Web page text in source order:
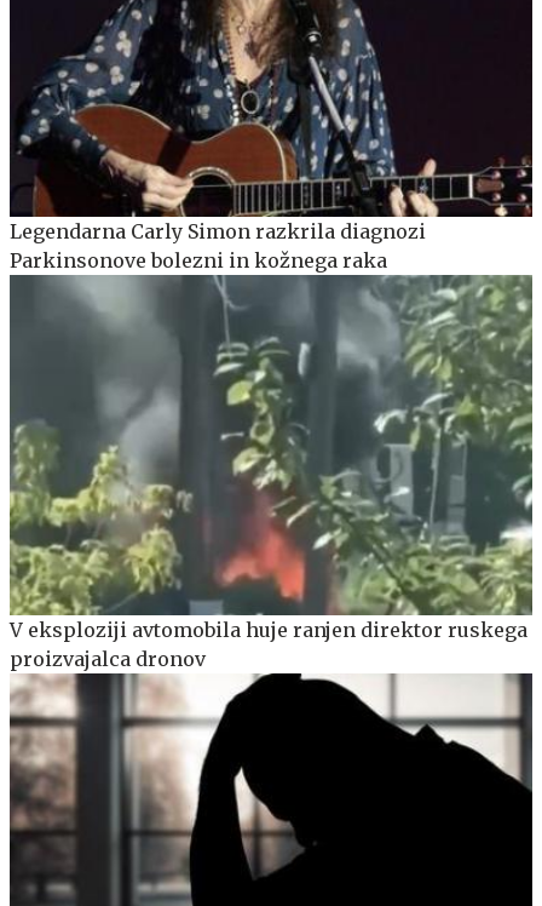
Legendarna Carly Simon razkrila diagnozi
Parkinsonove bolezni in kožnega raka
V eksploziji avtomobila huje ranjen direktor ruskega
proizvajalca dronov